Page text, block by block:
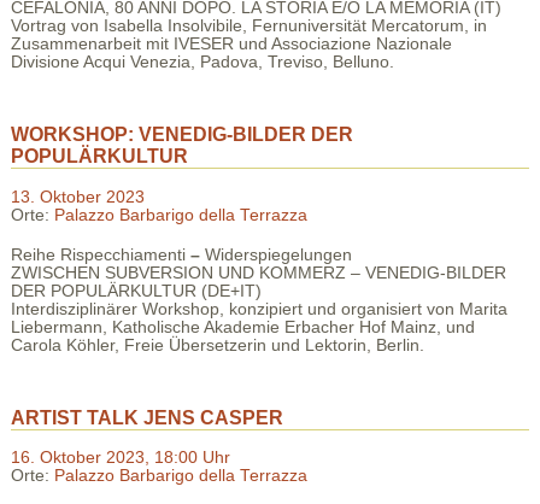
CEFALONIA, 80 ANNI DOPO. LA STORIA E/O LA MEMORIA (IT)
Vortrag von Isabella Insolvibile, Fernuniversität Mercatorum, in
Zusammenarbeit mit IVESER und Associazione Nazionale
Divisione Acqui Venezia, Padova, Treviso, Belluno.
WORKSHOP: VENEDIG-BILDER DER
POPULÄRKULTUR
13. Oktober 2023
Orte: Palazzo Barbarigo della Terrazza
Reihe Rispecchiamenti –Widerspiegelungen
ZWISCHEN SUBVERSION UND KOMMERZ – VENEDIG-BILDER
DER POPULÄRKULTUR (DE+IT)
Interdisziplinärer Workshop, konzipiert und organisiert von Marita
Liebermann, Katholische Akademie Erbacher Hof Mainz, und
Carola Köhler, Freie Übersetzerin und Lektorin, Berlin.
ARTIST TALK JENS CASPER
16. Oktober 2023, 18:00 Uhr
Orte: Palazzo Barbarigo della Terrazza